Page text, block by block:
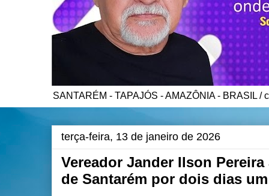
SANTARÉM - TAPAJÓS - AMAZÔNIA - BRASIL /
terça-feira, 13 de janeiro de 2026
Vereador Jander Ilson
de Santarém por dois dias